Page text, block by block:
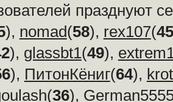
празднуют
), nomad(58), rex107(45
), glassbt1(49),
), ПитонКёниг(64),
(36),